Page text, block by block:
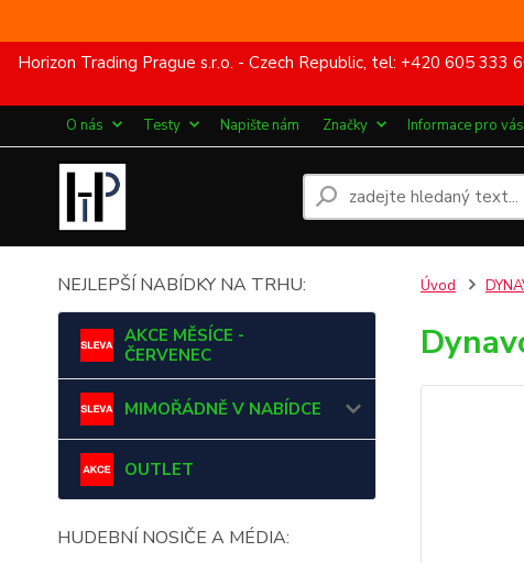
Horizon Trading Prague s.r.o. - Czech Republic, tel: +420 605
O nás Testy Napište nám Značky Informace pro vás
NEJLEPŠÍ NABÍDKY NA TRHU:
AKCE MĚSÍCE -
ČERVENEC
MIMOŘÁDNĚ V NABÍDCE
OUTLET
HUDEBNÍ NOSIČE A MÉDIA:
Úvod